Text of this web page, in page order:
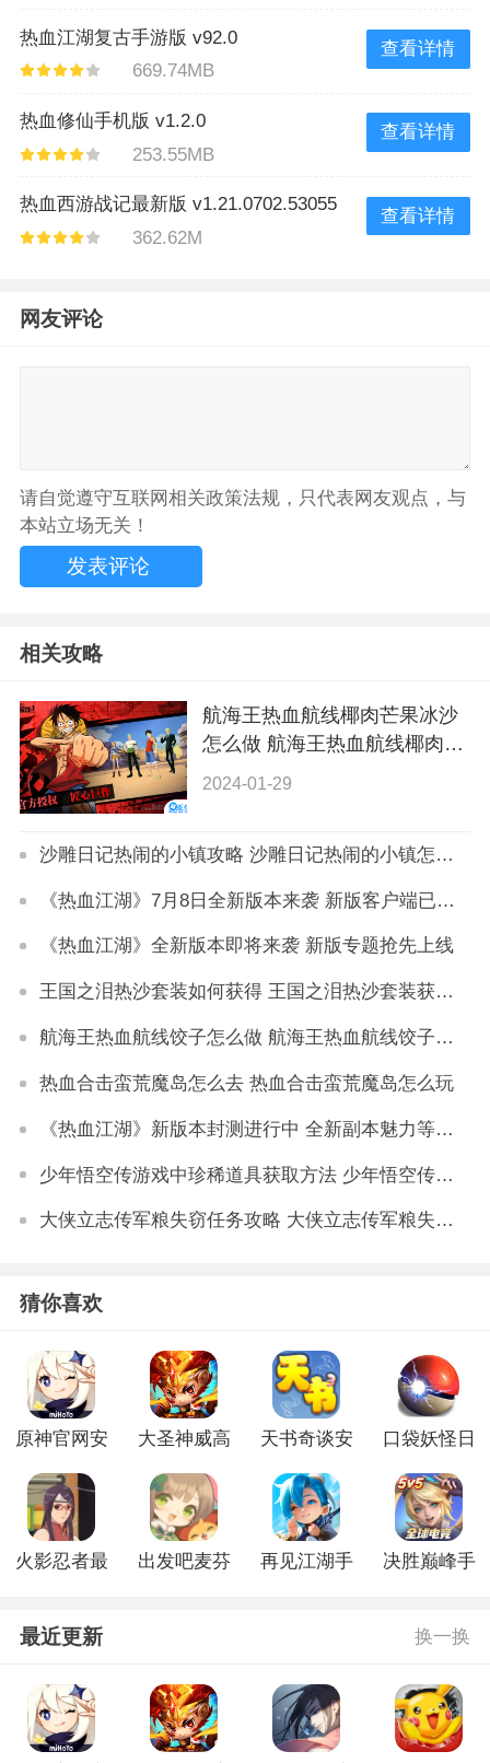
热血江湖复古手游版 v92.0
669.74MB
查看详情
热血修仙手机版 v1.2.0
253.55MB
查看详情
热血西游战记最新版 v1.21.0702.53055
362.62M
查看详情
网友评论
请自觉遵守互联网相关政策法规，只代表网友观点，与
本站立场无关！
相关攻略
航海王热血航线椰肉芒果冰沙
怎么做 航海王热血航线椰肉芒
果冰沙配方分享
2024-01-29
沙雕日记热闹的小镇攻略 沙雕日记热闹的小镇怎么过关
《热血江湖》7月8日全新版本来袭 新版客户端已开放下载
《热血江湖》全新版本即将来袭 新版专题抢先上线
王国之泪热沙套装如何获得 王国之泪热沙套装获取方式
航海王热血航线饺子怎么做 航海王热血航线饺子配方
热血合击蛮荒魔岛怎么去 热血合击蛮荒魔岛怎么玩
《热血江湖》新版本封测进行中 全新副本魅力等你来体验
少年悟空传游戏中珍稀道具获取方法 少年悟空传游戏珍稀道具如何获取
大侠立志传军粮失窃任务攻略 大侠立志传军粮失窃任务如何做
猜你喜欢
原神官网安
大圣神威高
天书奇谈安
口袋妖怪日
火影忍者最
出发吧麦芬
再见江湖手
决胜巅峰手
最近更新 换一换